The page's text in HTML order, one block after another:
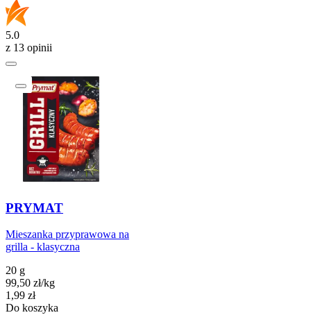
5.0
z 13 opinii
PRYMAT
Mieszanka przyprawowa na
grilla - klasyczna
20 g
99,50 zł/kg
Cena
1,99 zł
Do koszyka